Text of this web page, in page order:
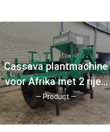
Cassava plantmachine
voor Afrika met 2 rijen
planten haklengte
— Product —